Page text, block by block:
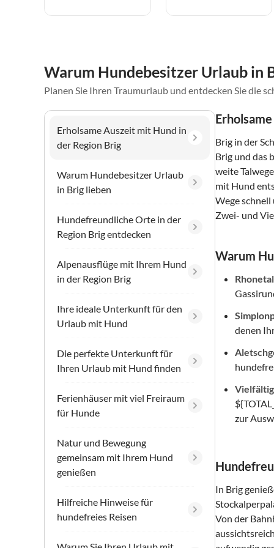
Warum Hundebesitzer Urlaub in
Planen Sie Ihren Traumurlaub und entdecken Sie die
Erholsame Auszeit mit Hund in
der Region Brig
Warum Hundebesitzer Urlaub
in Brig lieben
Hundefreundliche Orte in der
Region Brig entdecken
Alpenausflüge mit Ihrem Hund
in der Region Brig
Ihre ideale Unterkunft für den
Urlaub mit Hund
Die perfekte Unterkunft für
Ihren Urlaub mit Hund finden
Ferienhäuser mit viel Freiraum
für Hunde
Natur und Bewegung
gemeinsam mit Ihrem Hund
genießen
Hilfreiche Hinweise für
hundefreies Reisen
Brig in der
Brig und das
weite
mit Hund
Wege
Zwei- und
Warum
denen
zur
In Brig
Von der